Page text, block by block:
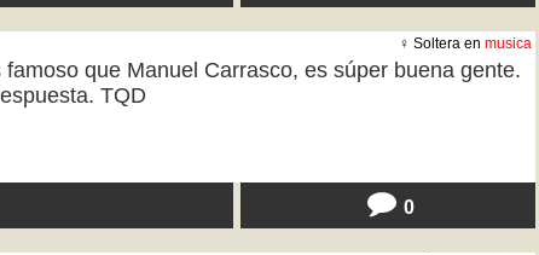
♀ Soltera en musica
que Manuel Carrasco, es súper buena gente.
TQD
0